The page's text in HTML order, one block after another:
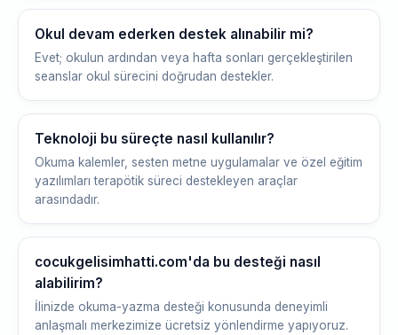
Okul devam ederken destek alınabilir mi?
Evet; okulun ardından veya hafta sonları gerçekleştirilen
seanslar okul sürecini doğrudan destekler.
Teknoloji bu süreçte nasıl kullanılır?
Okuma kalemler, sesten metne uygulamalar ve özel eğitim
yazılımları terapötik süreci destekleyen araçlar
arasındadır.
cocukgelisimhatti.com'da bu desteği nasıl
alabilirim?
İlinizde okuma-yazma desteği konusunda deneyimli
anlaşmalı merkezimize ücretsiz yönlendirme yapıyoruz.